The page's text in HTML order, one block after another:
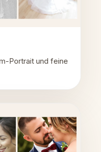
Portrait und feine